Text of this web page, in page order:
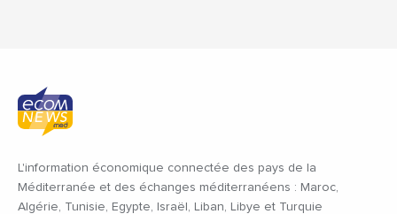
L'information économique connectée des pays de la
Méditerranée et des échanges méditerranéens : Maroc,
Algérie, Tunisie, Egypte, Israël, Liban, Libye et Turquie